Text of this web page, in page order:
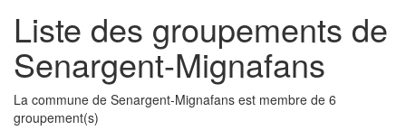
Liste des groupements de
Senargent-Mignafans
La commune de Senargent-Mignafans est membre de 6
groupement(s)